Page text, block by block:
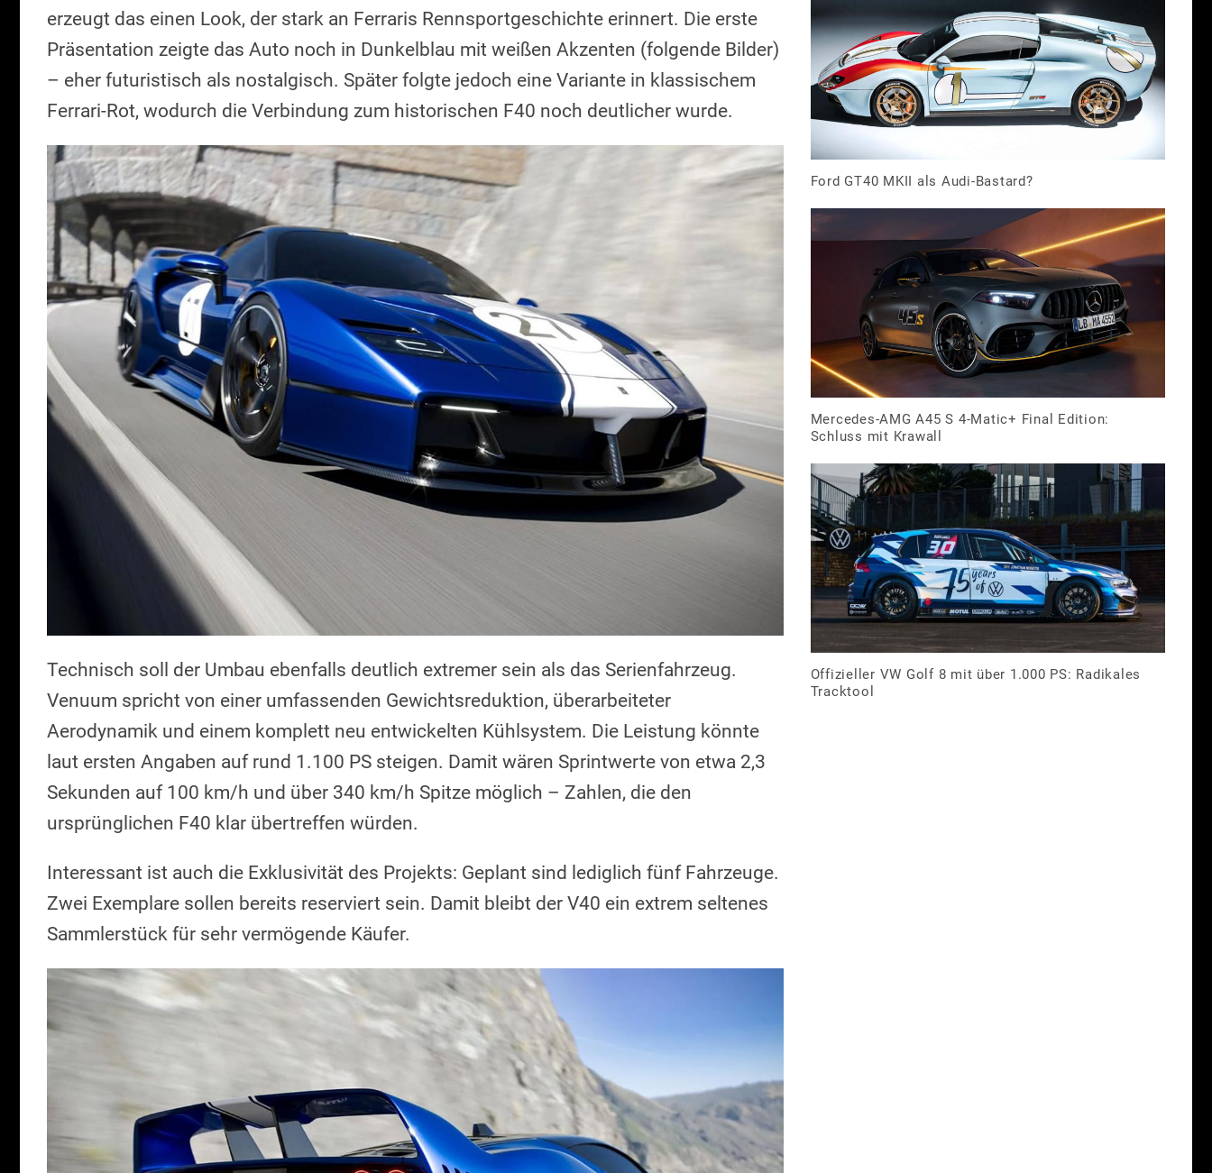
erzeugt das einen Look, der stark an Ferraris Rennsportgeschichte erinnert. Die erste
Präsentation zeigte das Auto noch in Dunkelblau mit weißen Akzenten (folgende Bilder)
– eher futuristisch als nostalgisch. Später folgte jedoch eine Variante in klassischem
Ferrari-Rot, wodurch die Verbindung zum historischen F40 noch deutlicher wurde.
Technisch soll der Umbau ebenfalls deutlich extremer sein als das Serienfahrzeug.
Venuum spricht von einer umfassenden Gewichtsreduktion, überarbeiteter
Aerodynamik und einem komplett neu entwickelten Kühlsystem. Die Leistung könnte
laut ersten Angaben auf rund 1.100 PS steigen. Damit wären Sprintwerte von etwa 2,3
Sekunden auf 100 km/h und über 340 km/h Spitze möglich – Zahlen, die den
ursprünglichen F40 klar übertreffen würden.
Interessant ist auch die Exklusivität des Projekts: Geplant sind lediglich fünf Fahrzeuge.
Zwei Exemplare sollen bereits reserviert sein. Damit bleibt der V40 ein extrem seltenes
Sammlerstück für sehr vermögende Käufer.
Ford GT40 MKII als Audi-Bastard?
Mercedes-AMG A45 S 4-Matic+ Final Edition:
Schluss mit Krawall
Offizieller VW Golf 8 mit über 1.000 PS: Radikales
Tracktool